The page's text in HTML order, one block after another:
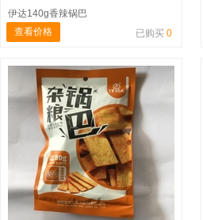
伊达140g香辣锅巴
查看价格
已购买 0